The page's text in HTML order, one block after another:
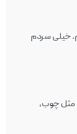
خيلی سردم
مثل چوب،